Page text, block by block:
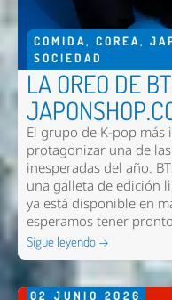
COMIDA, COREA,
SOCIEDAD
LA OREO DE
El grupo de K-pop
protagonizar una de
inesperadas del año.
una galleta de edición
ya está disponible en
esperamos tener
Sigue leyendo →
02 JUNIO 2026